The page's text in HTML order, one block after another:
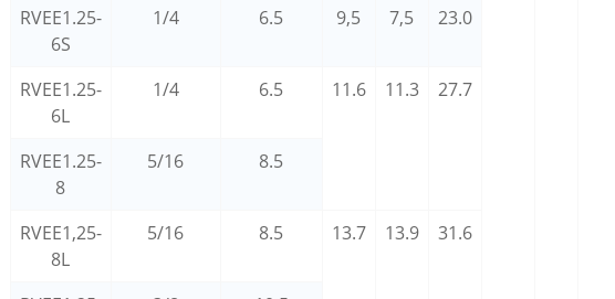
RVEE1.25-
6S
1/4 6.5 9,5 7,5 23.0
RVEE1.25-
6L
1/4 6.5 11.6 11.3 27.7
RVEE1.25-
8
5/16 8.5
RVEE1,25-
8L
5/16 8.5 13.7 13.9 31.6